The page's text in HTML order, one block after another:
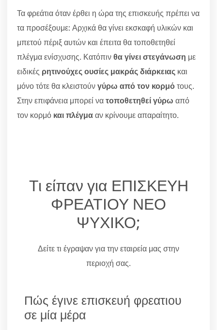
Τα φρεάτια όταν έρθει η ώρα της επισκευής πρέπει να
τα προσέξουμε: Αρχικά θα γίνει εκσκαφή υλικών και
μπετού πέριξ αυτών και έπειτα θα τοποθετηθεί
πλέγμα ενίσχυσης. Κατόπινθα γίνει στεγάνωση με
ειδικές ρητινούχες ουσίες μακράς διάρκειας και
μόνο τότε θα κλειστούνγύρω από τον κορμότους.
Στην επιφάνεια μπορεί νατοποθετηθεί γύρω από
τον κορμό και πλέγμααν κρίνουμε απαραίτητο.
Τι είπαν για ΕΠΙΣΚΕΥΗ
ΦΡΕΑΤΙΟΥ ΝΕΟ
ΨΥΧΙΚΟ;
Δείτε τι έγραψαν για την εταιρεία μας στην
περιοχή σας.
Πώς έγινε επισκευή φρεατιου
σε μία μέρα